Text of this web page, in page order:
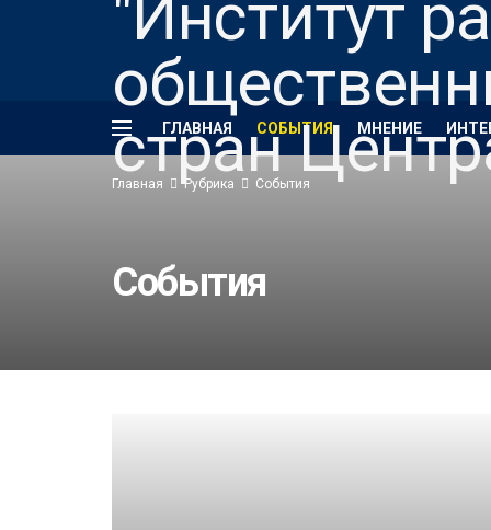
ГЛАВНАЯ СОБЫТИЯ МНЕНИЕ
Главная Рубрика События
События